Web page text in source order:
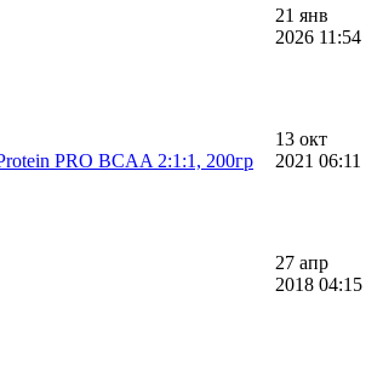
21 янв
2026 11:54
PRO BCAA 2:1:1, 200гр
13 окт
2021 06:11
27 апр
2018 04:15